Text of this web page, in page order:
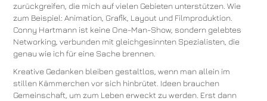
zurückgreifen, die mich auf vielen Gebieten unterstützen. Wie
zum Beispiel: Animation, Grafik, Layout und Filmproduktion.
Conny Hartmann ist keine One-Man-Show, sondern gelebtes
Networking, verbunden mit gleichgesinnten Spezialisten, die
genau wie ich für eine Sache brennen.
Kreative Gedanken bleiben gestaltlos, wenn man allein im
stillen Kämmerchen vor sich hinbrütet. Ideen brauchen
Gemeinschaft, um zum Leben erweckt zu werden. Erst dann